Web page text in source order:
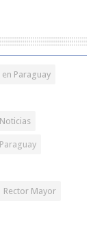
en Paraguay
Rector Mayor